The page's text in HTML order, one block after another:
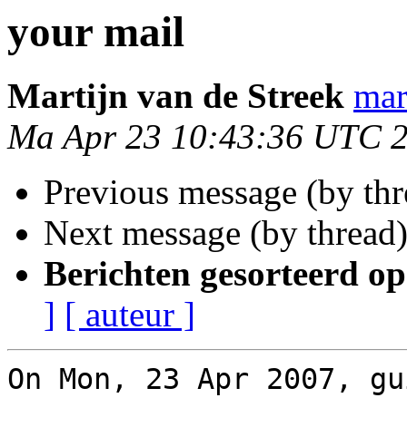
your mail
Martijn van de Streek
Ma Apr 23 10:43:36 UTC
Previous message (by
Next message (by
Berichten gesorteerd
] [ auteur ]
On Mon, 23 Apr 2007,